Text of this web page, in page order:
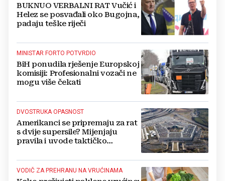
BUKNUO VERBALNI RAT Vučić i
Helez se posvađali oko Bugojna,
padaju teške riječi
MINISTAR FORTO POTVRDIO
BiH ponudila rješenje Europskoj
komisiji: Profesionalni vozači ne
mogu više čekati
DVOSTRUKA OPASNOST
Amerikanci se pripremaju za rat
s dvije supersile? Mijenjaju
pravila i uvode taktičko
VODIČ ZA PREHRANU NA VRUĆINAMA